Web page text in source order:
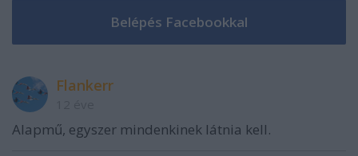
Flankerr
Alapmű, egyszer mindenkinek látnia kell.